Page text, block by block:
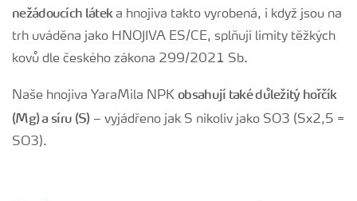
nežádoucích láteka hnojiva takto vyrobená, i když jsou na
trh uváděna jako HNOJIVA ES/CE, splňují limity těžkých
kovů dle českého zákona 299/2021 Sb.
Naše hnojiva YaraMila NPK obsahují také důležitý hořčík
(Mg) a síru (S)– vyjádřeno jak S nikoliv jako SO3 (Sx2,5 =
SO3).